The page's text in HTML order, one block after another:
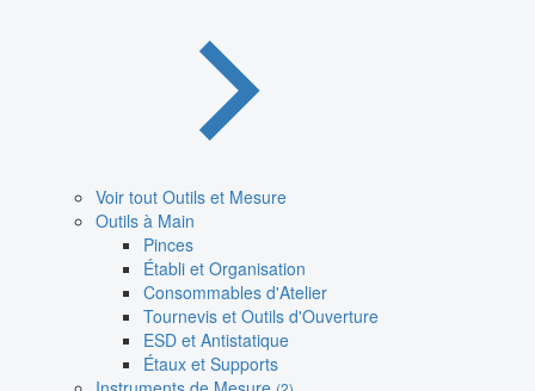
Voir tout Outils et Mesure
Outils à Main
Pinces
Établi et Organisation
Consommables d'Atelier
Tournevis et Outils d'Ouverture
ESD et Antistatique
Étaux et Supports